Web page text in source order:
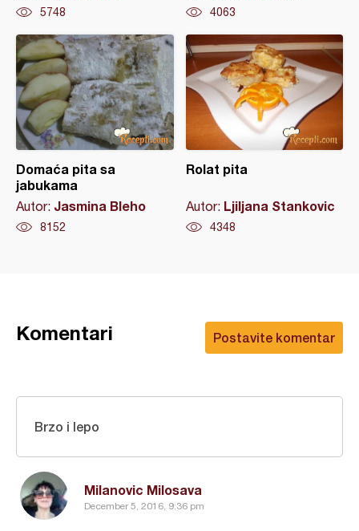
5748 4063
Domaća pita sa
jabukama
Autor: Jasmina Bleho
8152
Rolat pita
Autor: Ljiljana Stankovic
4348
Postavite komentar
Komentari
Milanovic Milosava
December 5, 2016, 9:36 pm
Brzo i lepo